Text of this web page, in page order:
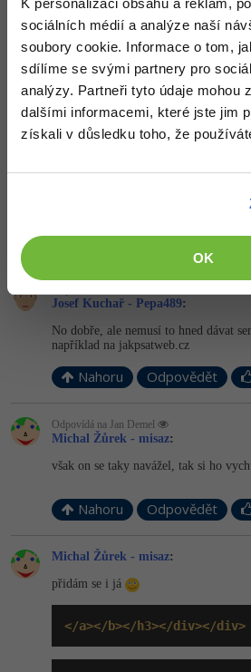
sociálních médií a analýze naší
soubory cookie. Informace o tom,
sdílíme se svými partnery pro
analýzy. Partneři tyto údaje mohou
dalšími informacemi, které jste jim
získali v důsledku toho, že
OK
Nebuďte na něj zas tak hnusní
když už to tu člověk dává tak že by
chválu si chodit k babičce, ale to s tím
zase moc přehnané ...
Nahoru Odpovědět
Josef Kuchař - Pepa489:
No dobře, ale nemusí to hned dávat
například na jakpsatweb.cz
Nahoru Odpovědět
Odpovídá na Jan Demel
Michal Žůrek - misaz:
však on se taky navážel, tak si ho
Nahoru Odpovědět
Michal Žůrek - misaz:
přidám se i já
</a></b></h3></div></div>